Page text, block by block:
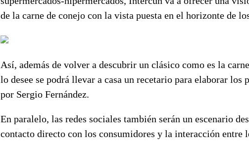
de la carne de conejo con la vista puesta en el horizonte de
Así, además de volver a descubrir un clásico como es la
lo desee se podrá llevar a casa un recetario para elaborar los
por Sergio Fernández.
En paralelo, las redes sociales también serán un escenario
contacto directo con los consumidores y la interacción entre